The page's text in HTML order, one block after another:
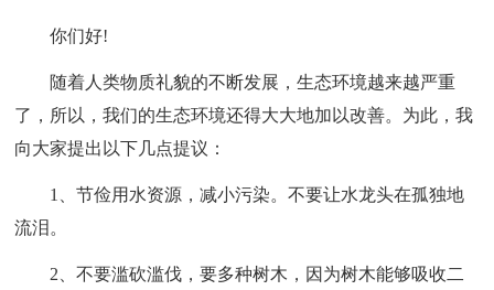
你们好!
随着人类物质礼貌的不断发展，生态环境越来越严重
了，所以，我们的生态环境还得大大地加以改善。为此，我
向大家提出以下几点提议：
1、节俭用水资源，减小污染。不要让水龙头在孤独地
流泪。
2、不要滥砍滥伐，要多种树木，因为树木能够吸收二